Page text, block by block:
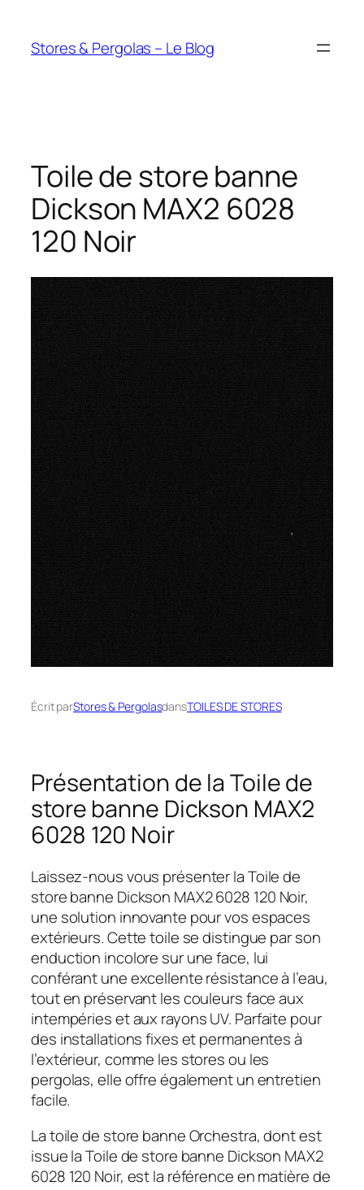
contenu
Stores & Pergolas – Le Blog
Toile de store banne
Dickson MAX2 6028
120 Noir
Écrit parStores & PergolasdansTOILES DE STORES
Présentation de la Toile de
store banne Dickson MAX2
6028 120 Noir
Laissez-nous vous présenter la Toile de
store banne Dickson MAX2 6028 120 Noir,
une solution innovante pour vos espaces
extérieurs. Cette toile se distingue par son
enduction incolore sur une face, lui
conférant une excellente résistance à l’eau,
tout en préservant les couleurs face aux
intempéries et aux rayons UV. Parfaite pour
des installations fixes et permanentes à
l’extérieur, comme les stores ou les
pergolas, elle offre également un entretien
facile.
La toile de store banne Orchestra, dont est
issue la Toile de store banne Dickson MAX2
6028 120 Noir, est la référence en matière de